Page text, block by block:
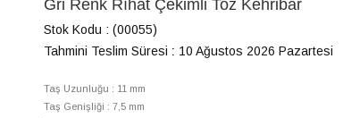
Gri Renk Rıhat Çekimli Toz Kehribar
Stok Kodu
(00055)
Tahmini Teslim Süresi : 10 Ağustos 2026 Pazartesi
Taş Uzunluğu : 11 mm
Taş Genişliği : 7,5 mm